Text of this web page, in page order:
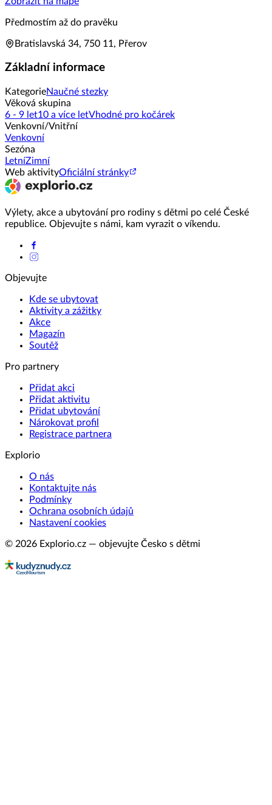
Předmostím až do pravěku
Bratislavská 34, 750 11, Přerov
Základní informace
KategorieNaučné stezky
Věková skupina
6 - 9 let10 a více letVhodné pro kočárek
Venkovní/Vnitřní
Venkovní
Sezóna
LetníZimní
Web aktivityOficiální stránky
Výlety, akce a ubytování pro rodiny s dětmi po celé České
republice. Objevujte s námi, kam vyrazit o víkendu.
Objevujte
Kde se ubytovat
Aktivity a zážitky
Akce
Magazín
Soutěž
Pro partnery
Přidat akci
Přidat aktivitu
Přidat ubytování
Nárokovat profil
Registrace partnera
Explorio
O nás
Kontaktujte nás
Podmínky
Ochrana osobních údajů
Nastavení cookies
© 2026 Explorio.cz — objevujte Česko s dětmi